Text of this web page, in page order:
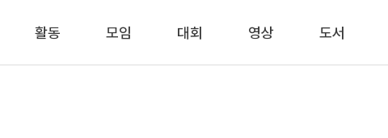
활동 모임 대회 영상 도서